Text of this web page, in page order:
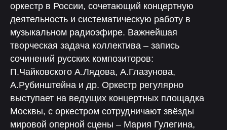
оркестр в России, сочетающий концертную
деятельность и систематическую работу в
музыкальном радиоэфире. Важнейшая
творческая задача коллектива – запись
сочинений русских композиторов:
П.Чайковского А.Лядова, А.Глазунова,
А.Рубинштейна и др. Оркестр регулярно
выступает на ведущих концертных площадка
Москвы, с оркестром сотрудничают звёзды
мировой оперной сцены – Мария Гулегина,